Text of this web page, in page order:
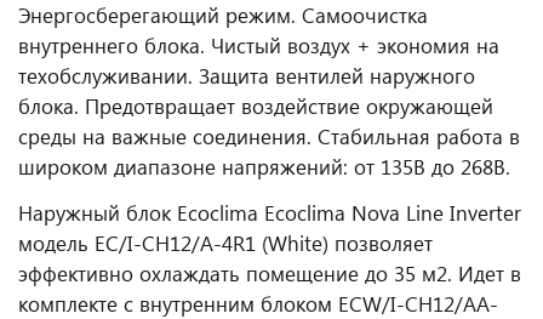
Энергосберегающий режим. Cамоочистка
внутреннего блока. Чистый воздух + экономия на
техобслуживании. Защита вентилей наружного
блока. Предотвращает воздействие окружающей
среды на важные соединения. Стабильная работа в
широком диапазоне напряжений: от 135В до 268В.
Наружный блок Ecoclima Ecoclima Nova Line Inverter
модель EC/I-CH12/A-4R1 (White) позволяет
эффективно охлаждать помещение до 35 м2. Идет в
комплекте с внутренним блоком ECW/I-СH12/AA-